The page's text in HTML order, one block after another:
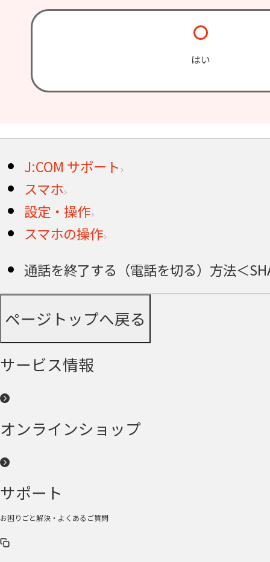
はい
J:COM サポート
スマホ
設定・操作
スマホの操作
通話を終了する（電話を切る）方法＜
ページトップへ戻る
サービス情報
オンラインショップ
サポート
お困りごと解決・よくあるご質問